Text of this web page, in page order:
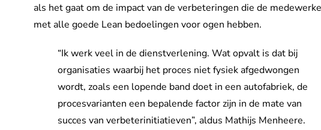
als het gaat om de impact van de verbeteringen die de
met alle goede Lean bedoelingen voor ogen hebben.
“Ik werk veel in de dienstverlening. Wat opvalt is dat bij
organisaties waarbij het proces niet fysiek afgedwongen
wordt, zoals een lopende band doet in een autofabriek, de
procesvarianten een bepalende factor zijn in de mate van
succes van verbeterinitiatieven”, aldus Mathijs Menheere.